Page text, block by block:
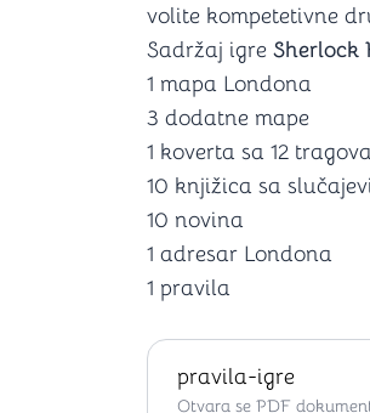
volite kompetetivne
Sadržaj igre Sherlock
1 mapa Londona
3 dodatne mape
1 koverta sa 12 tragova
10 knjižica sa
10 novina
1 adresar Londona
1 pravila
pravila-igre
Otvara se PDF